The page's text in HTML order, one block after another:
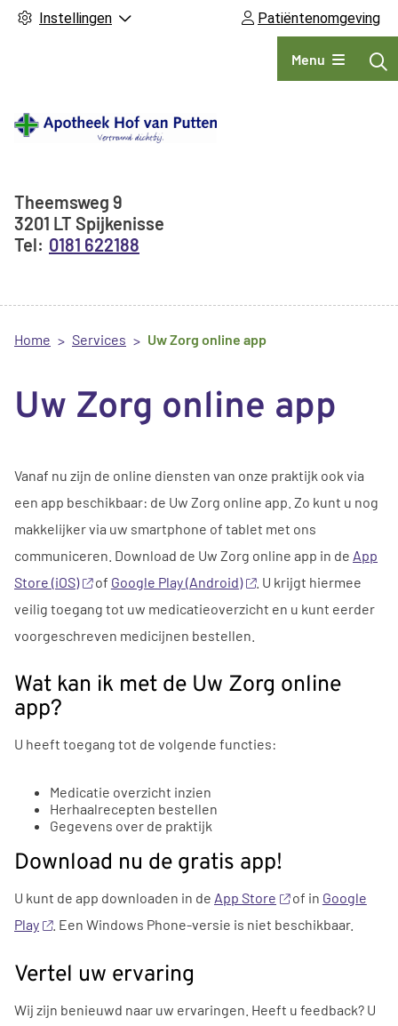
Instellingen Patiëntenomgeving
Hoofdmenu
Menu
Adresgegevens
Theemsweg 9
3201 LT Spijkenisse
0181 622188
Home Services Uw Zorg online app
Uw Zorg online app
Vanaf nu zijn de online diensten van onze praktijk ook via
een app beschikbaar: de Uw Zorg online app . Zo kunt u nog
makkelijker via uw smartphone of tablet met ons
communiceren. Download de Uw Zorg online app in de App
Store (iOS)
of Google Play (Android) . U krijgt hiermee
veilig toegang tot uw medicatieoverzicht en u kunt eerder
voorgeschreven medicijnen bestellen.
Wat kan ik met de Uw Zorg online
app?
U heeft toegang tot de volgende functies:
Medicatie overzicht inzien
Herhaalrecepten bestellen
Gegevens over de praktijk
Download nu de gratis app!
U kunt de app downloaden in de App Store of in Google
Play
. Een Windows Phone-versie is niet beschikbaar.
Vertel uw ervaring
Wij zijn benieuwd naar uw ervaringen. Heeft u feedback? U